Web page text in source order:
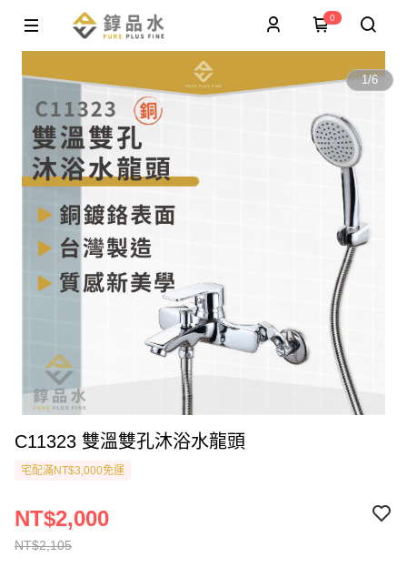
0
1/6
C11323 雙溫雙孔沐浴水龍頭
宅配滿NT$3,000免運
NT$2,105
NT$2,000